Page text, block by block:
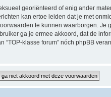
georiënteerd of enig ander
kan ertoe leiden dat je met
te kunnen waarborgen. Je
ga je ermee akkoord, dat de
klasse forum” nóch phpBB